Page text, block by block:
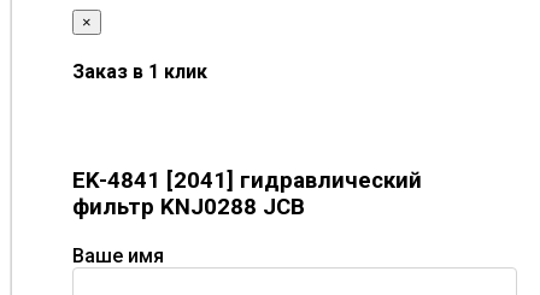
×
Заказ в 1 клик
EK-4841 [2041] гидравлический
фильтр KNJ0288 JCB
Ваше имя